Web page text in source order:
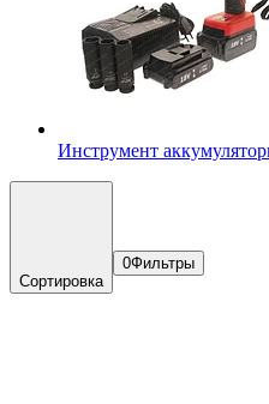
Инструмент
Сортировка
0Фильтры